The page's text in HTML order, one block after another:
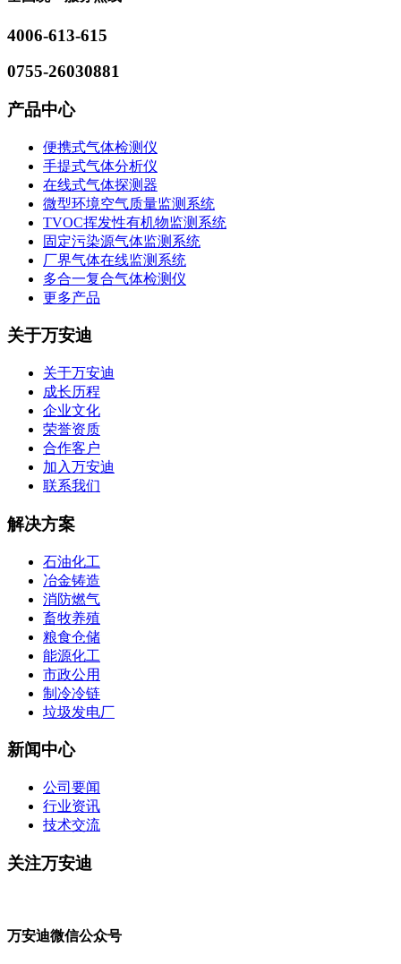
4006-613-615
0755-26030881
产品中心
便携式气体检测仪
手提式气体分析仪
在线式气体探测器
微型环境空气质量监测系统
TVOC挥发性有机物监测系统
固定污染源气体监测系统
厂界气体在线监测系统
多合一复合气体检测仪
更多产品
关于万安迪
关于万安迪
成长历程
企业文化
荣誉资质
合作客户
加入万安迪
联系我们
解决方案
石油化工
冶金铸造
消防燃气
畜牧养殖
粮食仓储
能源化工
市政公用
制冷冷链
垃圾发电厂
新闻中心
公司要闻
行业资讯
技术交流
关注万安迪
万安迪微信公众号